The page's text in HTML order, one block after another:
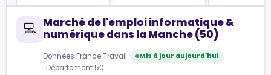
💻 Marché de l'emploi informatique &
numérique dans la Manche (50)
Données France Travail · Mis à jour aujourd'hui
· Département 50